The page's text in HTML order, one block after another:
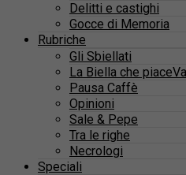
Delitti e castighi
Gocce di Memoria
Rubriche
Gli Sbiellati
La Biella che piaceVa
Pausa Caffè
Opinioni
Sale & Pepe
Tra le righe
Necrologi
Speciali